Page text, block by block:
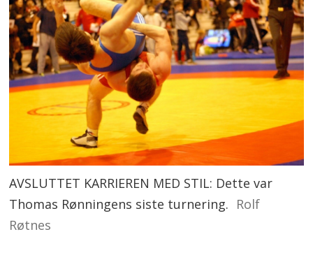
AVSLUTTET KARRIEREN MED STIL: Dette var
Thomas Rønningens siste turnering. Rolf
Røtnes